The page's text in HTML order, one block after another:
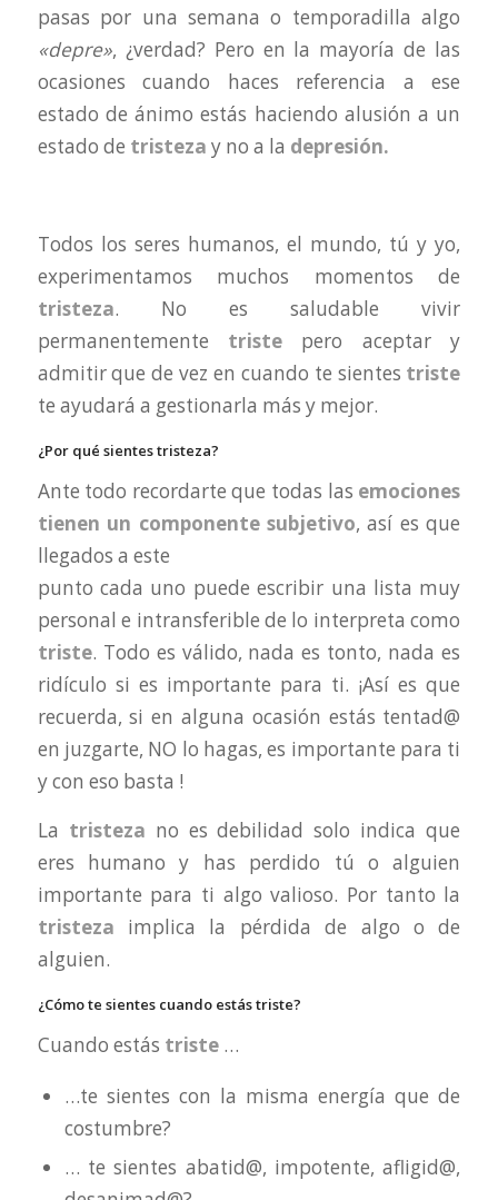
pasas por una semana o temporadilla algo
«depre», ¿verdad? Pero en la mayoría de las
ocasiones cuando haces referencia a ese
estado de ánimo estás haciendo alusión a un
estado de tristeza y no a la depresión.
Todos los seres humanos, el mundo, tú y yo,
experimentamos muchos momentos de
tristeza. No es saludable vivir
permanentemente triste pero aceptar y
admitir que de vez en cuando te sientes triste
te ayudará a gestionarla más y mejor.
¿Por qué sientes tristeza?
Ante todo recordarte que todas las emociones
tienen un componente subjetivo, así es que
llegados a este
punto cada uno puede escribir una lista muy
personal e intransferible de lo interpreta como
triste. Todo es válido, nada es tonto, nada es
ridículo si es importante para ti. ¡Así es que
recuerda, si en alguna ocasión estás tentad@
en juzgarte, NO lo hagas, es importante para ti
y con eso basta !
La tristeza no es debilidad solo indica que
eres humano y has perdido tú o alguien
importante para ti algo valioso. Por tanto la
tristeza implica la pérdida de algo o de
alguien.
¿Cómo te sientes cuando estás triste?
Cuando estás triste…
…te sientes con la misma energía que de
costumbre?
… te sientes abatid@, impotente, afligid@,